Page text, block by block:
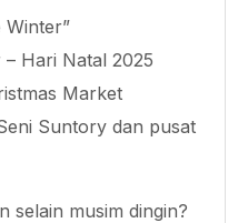
Winter”
Hari Natal 2025
Market
Suntory dan pusat
selain musim dingin?